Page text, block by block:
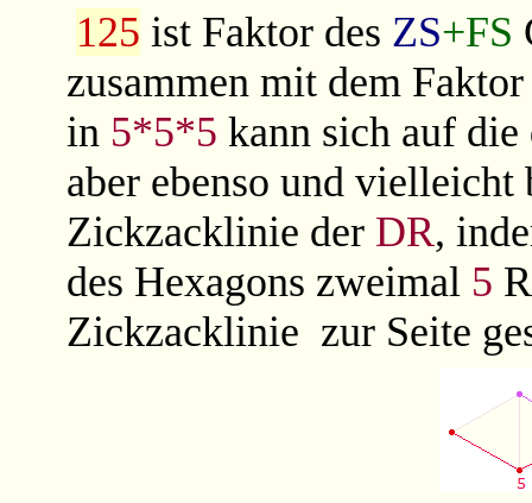
125 ist Faktor des ZS+FS
zusammen mit dem
in 5*5*5 kann sich auf die
aber ebenso und vielleicht
Zickzacklinie der DR,
des Hexagons zweimal 5
Zickzacklinie zur Seite